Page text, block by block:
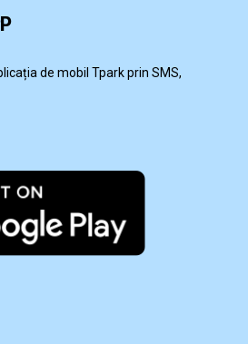
de mobil Tpark prin SMS,